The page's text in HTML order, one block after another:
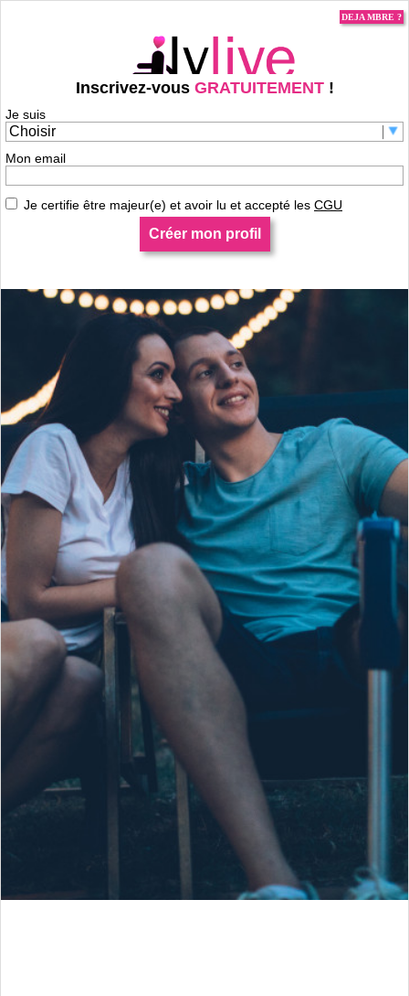
DEJA MBRE ?
Inscrivez-vousGRATUITEMENT !
Je suis
Mon email
Je certifie être majeur(e) et avoir lu et accepté les CGU
Créer mon profil